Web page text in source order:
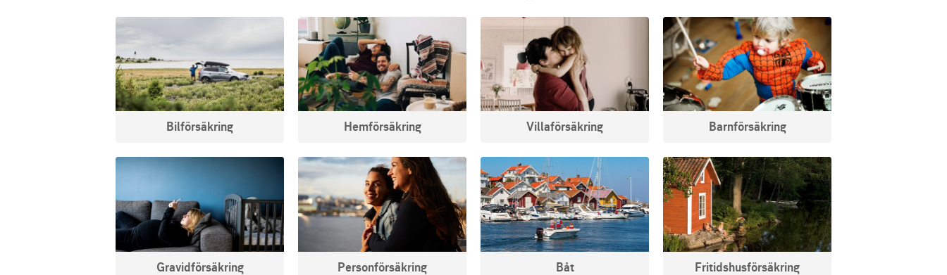
Bilförsäkring Hemförsäkring Villaförsäkring Barnförsäkring
Gravidförsäkring Personförsäkring Båt Fritidshus­försäkring